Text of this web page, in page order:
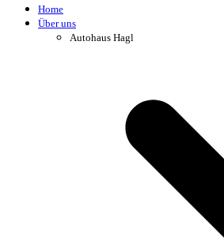
Home
Über uns
Autohaus Hagl